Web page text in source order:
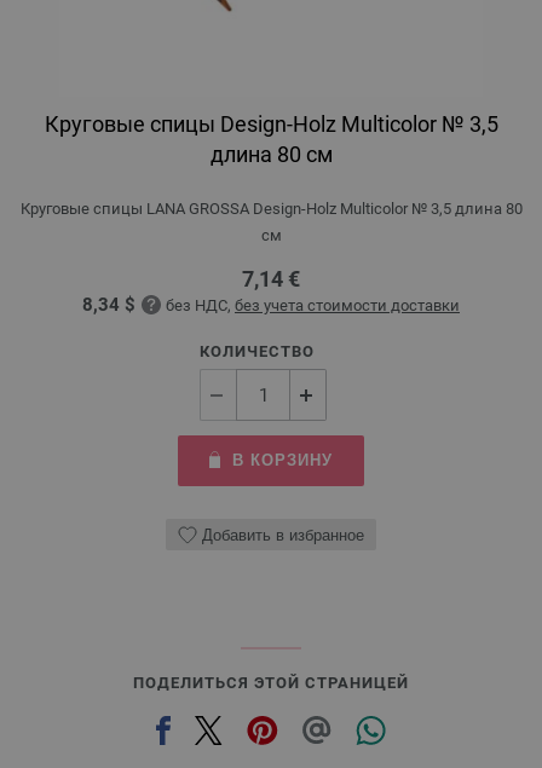
Круговые спицы Design-Holz Multicolor № 3,5
длина 80 см
Круговые спицы LANA GROSSA Design-Holz Multicolor № 3,5 длина 80
см
7,14 €
8,34 $ без НДС, без учета стоимости доставки
КОЛИЧЕСТВО
В КОРЗИНУ
Добавить в избранное
ПОДЕЛИТЬСЯ ЭТОЙ СТРАНИЦЕЙ